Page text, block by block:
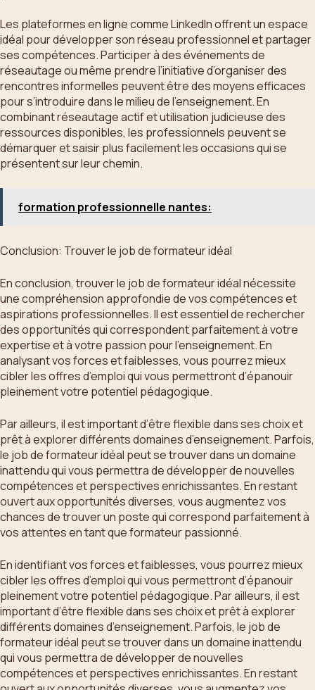
Les plateformes en ligne comme LinkedIn offrent un espace
idéal pour développer son réseau professionnel et partager
ses compétences. Participer à des événements de
réseautage ou même prendre l’initiative d’organiser des
rencontres informelles peuvent être des moyens efficaces
pour s’introduire dans le milieu de l’enseignement. En
combinant réseautage actif et utilisation judicieuse des
ressources disponibles, les professionnels peuvent se
démarquer et saisir plus facilement les occasions qui se
présentent sur leur chemin.
formation professionnelle nantes:
Conclusion: Trouver le job de formateur idéal
En conclusion, trouver le job de formateur idéal nécessite
une compréhension approfondie de vos compétences et
aspirations professionnelles. Il est essentiel de rechercher
des opportunités qui correspondent parfaitement à votre
expertise et à votre passion pour l’enseignement. En
analysant vos forces et faiblesses, vous pourrez mieux
cibler les offres d’emploi qui vous permettront d’épanouir
pleinement votre potentiel pédagogique.
Par ailleurs, il est important d’être flexible dans ses choix et
prêt à explorer différents domaines d’enseignement. Parfois,
le job de formateur idéal peut se trouver dans un domaine
inattendu qui vous permettra de développer de nouvelles
compétences et perspectives enrichissantes. En restant
ouvert aux opportunités diverses, vous augmentez vos
chances de trouver un poste qui correspond parfaitement à
vos attentes en tant que formateur passionné.
En identifiant vos forces et faiblesses, vous pourrez mieux
cibler les offres d’emploi qui vous permettront d’épanouir
pleinement votre potentiel pédagogique. Par ailleurs, il est
important d’être flexible dans ses choix et prêt à explorer
différents domaines d’enseignement. Parfois, le job de
formateur idéal peut se trouver dans un domaine inattendu
qui vous permettra de développer de nouvelles
compétences et perspectives enrichissantes. En restant